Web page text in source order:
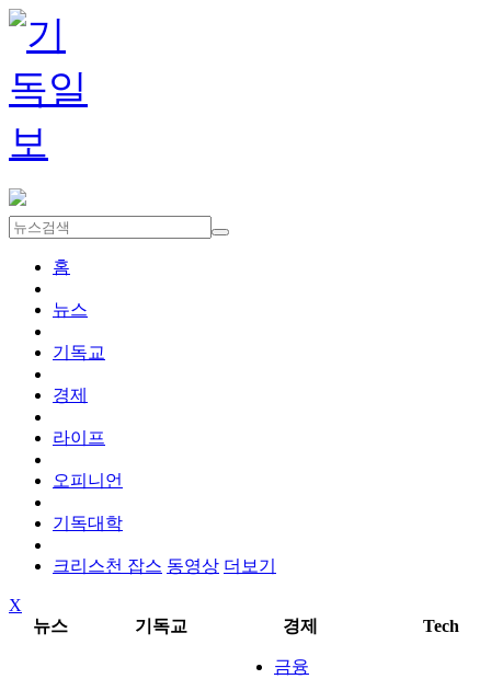
홈
뉴스
기독교
경제
라이프
오피니언
기독대학
크리스천 잡스 동영상 더보기
X
뉴스
기독교 경제 Tech
금융